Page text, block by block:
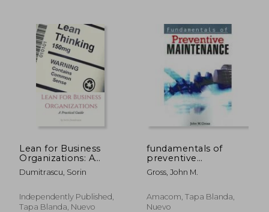
50%
dcto.
40%
dcto.
Lean for Business
Organizations: A
Practical Guide (en
Inglés)
Dumitrascu, Sorin
Independently Published,
Tapa Blanda, Nuevo
fundamentals of
preventive
maintenance (en
Inglés)
Gross, John M.
Amacom, Tapa Blanda,
Nuevo